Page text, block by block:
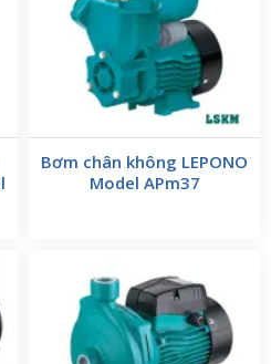
Bơm chân không LEPONO
Model APm37